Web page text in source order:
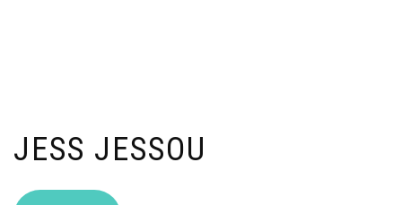
JESS JESSOU